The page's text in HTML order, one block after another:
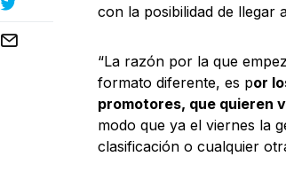
con la posibilidad de llegar
“La razón por la que
formato diferente, es por
promotores, que quieren
modo que ya el viernes la
clasificación o cualquier